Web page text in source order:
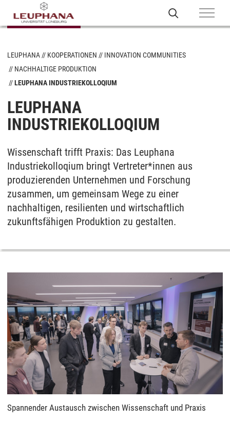
LEUPHANA KOOPERATIONEN
INNOVATION COMMUNITIES
NACHHALTIGE PRODUKTION
LEUPHANA INDUSTRIEKOLLOQIUM
LEUPHANA
INDUSTRIEKOLLOQIUM
Wissenschaft trifft Praxis: Das Leuphana
Industriekolloqium bringt Vertreter*innen aus
produzierenden Unternehmen und Forschung
zusammen, um gemeinsam Wege zu einer
nachhaltigen, resilienten und wirtschaftlich
zukunftsfähigen Produktion zu gestalten.
Spannender Austausch zwischen Wissenschaft und Praxis